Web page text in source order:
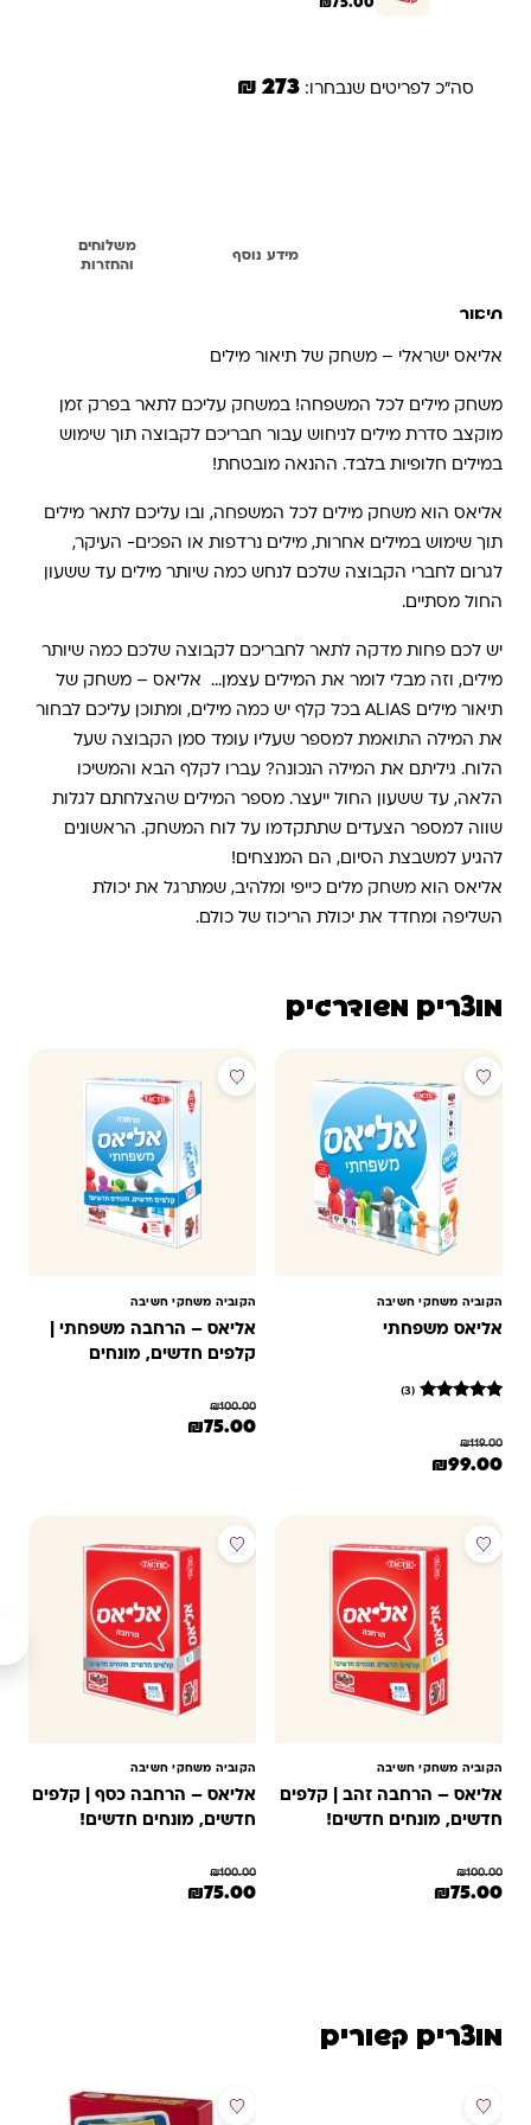
₪75.00
סה"כ לפריטים שנבחרו:273 ₪
מידע נוסף
משלוחים
והחזרות
תיאור
אליאס ישראלי – משחק של תיאור מילים
משחק מילים לכל המשפחה! במשחק עליכם לתאר בפרק זמן
מוקצב סדרת מילים לניחוש עבור חבריכם לקבוצה תוך שימוש
במילים חלופיות בלבד. ההנאה מובטחת!
אליאס הוא משחק מילים לכל המשפחה, ובו עליכם לתאר מילים
תוך שימוש במילים אחרות, מילים נרדפות או הפכים- העיקר,
לגרום לחברי הקבוצה שלכם לנחש כמה שיותר מילים עד ששעון
החול מסתיים.
יש לכם פחות מדקה לתאר לחבריכם לקבוצה שלכם כמה שיותר
מילים, וזה מבלי לומר את המילים עצמן… אליאס – משחק של
תיאור מילים ALIAS בכל קלף יש כמה מילים, ומתוכן עליכם לבחור
את המילה התואמת למספר שעליו עומד סמן הקבוצה שעל
הלוח. גיליתם את המילה הנכונה? עברו לקלף הבא והמשיכו
הלאה, עד ששעון החול ייעצר. מספר המילים שהצלחתם לגלות
שווה למספר הצעדים שתתקדמו על לוח המשחק. הראשונים
להגיע למשבצת הסיום, הם המנצחים!
אליאס הוא משחק מלים כייפי ומלהיב, שמתרגל את יכולת
השליפה ומחדד את יכולת הריכוז של כולם.
מוצרים משודרגים
מבצע
הקוביה משחקי חשיבה
אליאס משפחתי
מתוך 5
מבוסס על
(3)
₪119.00
המחיר המקורי היה: ₪119.00.
₪99.00 המחיר הנוכחי הוא: ₪99.00.
מבצע
הקוביה משחקי חשיבה
אליאס – הרחבה משפחתי |
קלפים חדשים, מונחים
₪100.00
המחיר המקורי היה: ₪100.00.
₪75.00 המחיר הנוכחי הוא: ₪75.00.
מבצע
הקוביה משחקי חשיבה
אליאס – הרחבה זהב | קלפים
חדשים, מונחים חדשים!
₪100.00
המחיר המקורי היה: ₪100.00.
₪75.00 המחיר הנוכחי הוא: ₪75.00.
מבצע
הקוביה משחקי חשיבה
אליאס – הרחבה כסף | קלפים
חדשים, מונחים חדשים!
₪100.00
המחיר המקורי היה: ₪100.00.
₪75.00 המחיר הנוכחי הוא: ₪75.00.
מוצרים קשורים
מבצע